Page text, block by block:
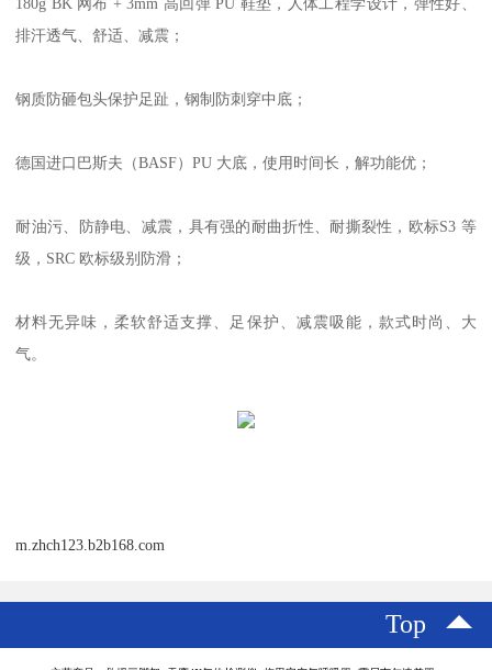
180g BK 网布 + 3mm 高回弹 PU 鞋垫，人体工程学设计，弹性好、
排汗透气、舒适、减震；
钢质防砸包头保护足趾，钢制防刺穿中底；
德国进口巴斯夫（BASF）PU 大底，使用时间长，解功能优；
耐油污、防静电、减震，具有强的耐曲折性、耐撕裂性，欧标S3 等
级，SRC 欧标级别防滑；
材料无异味，柔软舒适支撑、足保护、减震吸能，款式时尚、大
气。
m.zhch123.b2b168.com
Top